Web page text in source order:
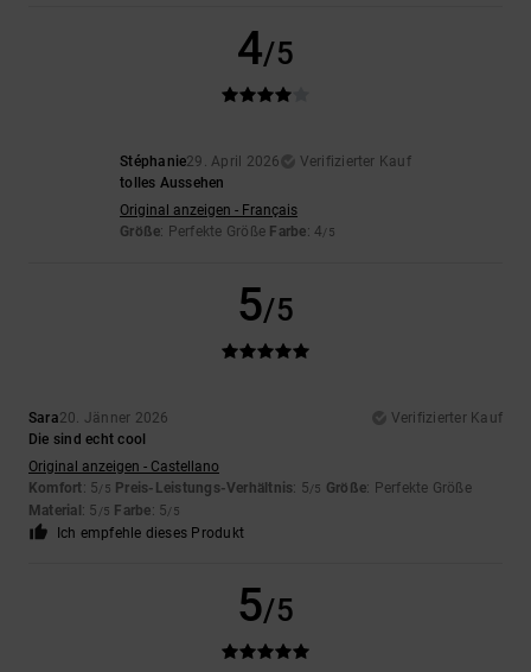
4/5
Stéphanie29. April 2026
Verifizierter Kauf
tolles Aussehen
Original anzeigen - Français
Größe: Perfekte Größe Farbe: 4/5
5/5
Sara20. Jänner 2026
Verifizierter Kauf
Die sind echt cool
Original anzeigen - Castellano
Komfort: 5/5 Preis-Leistungs-Verhältnis: 5/5 Größe: Perfekte Größe
Material : 5 /5 Farbe: 5/5
Ich empfehle dieses Produkt
5/5